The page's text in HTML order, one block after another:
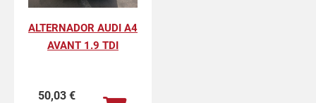
ALTERNADOR AUDI A4
AVANT 1.9 TDI
50,03 €